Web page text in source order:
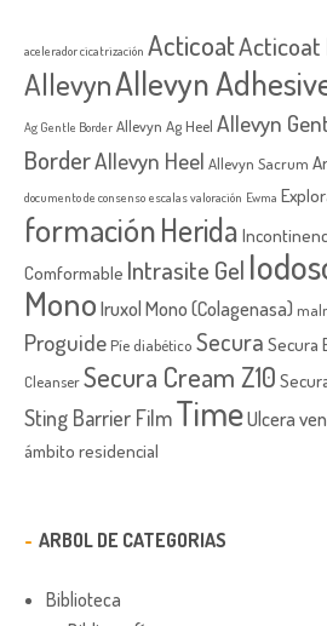
acelerador cicatrización ActicoatActicoat
AllevynAllevyn
Ag Gentle Border Allevyn Ag Heel Allevyn
BorderAllevyn Heel Allevyn Sacrum
documento de consenso escalas valoración Ewma
formaciónHerida
Comformable Intrasite Gel
MonoIruxol Mono (Colagenasa)
Proguide Píe diabético Secura Secura
CleanserSecura Cream Z10
Sting Barrier FilmTimeUlcera
ámbito residencial
ARBOL DE CATEGORIAS
Biblioteca